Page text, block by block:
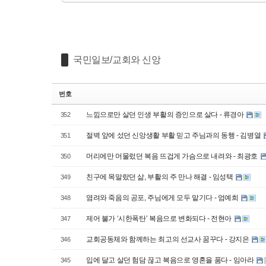
국민일보/교회와 신앙
번호
352 느낌으로만 살던 인생 부활의 증인으로 살다 - 류경아
351 절벽 앞에 섰던 신앙생활 부활 믿고 주님과의 동행 - 김병열
350 머리에만 머물렀던 복음 뜨겁게 가슴으로 내려와 - 최광호
349 친구에 목말랐던 삶, 부활의 주 만나 해결 - 임성택
348 염려와 죽음의 공포, 주님에게 모두 맡기다 - 엄예희
347 제어 불가 ‘시한폭탄’ 복음으로 변화되다 - 전현아
346 교회공동체와 함께하는 최고의 선교사 꿈꾸다 - 강지은
345 입에 달고 살던 험담 끊고 복음으로 영혼을 품다 - 임아라